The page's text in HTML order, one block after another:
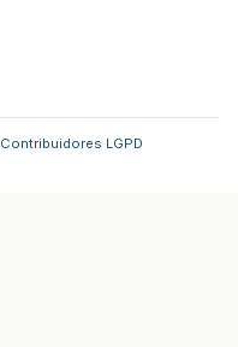
Contribuidores LGPD